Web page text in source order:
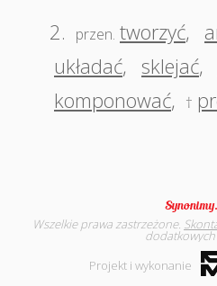
2. przen. tworzyć,
układać, sklejać,
komponować, †
Wszelkie prawa zastrzeżone.
Projekt i wykonanie